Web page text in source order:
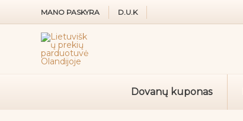
prie
MANO PASKYRA D.U.K
Dovanų kuponas